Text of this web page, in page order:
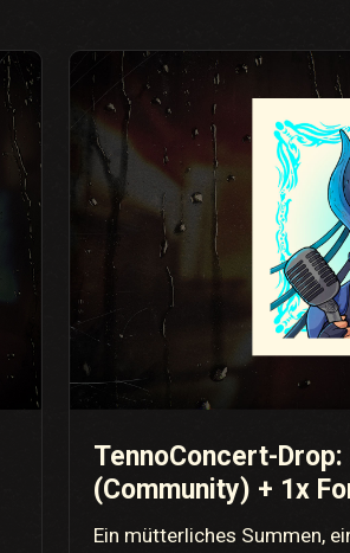
TennoConcert-
(Community) + 1x
Ein mütterliches Summen,